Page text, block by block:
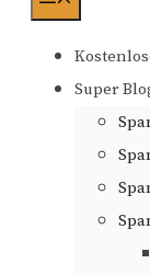
Super